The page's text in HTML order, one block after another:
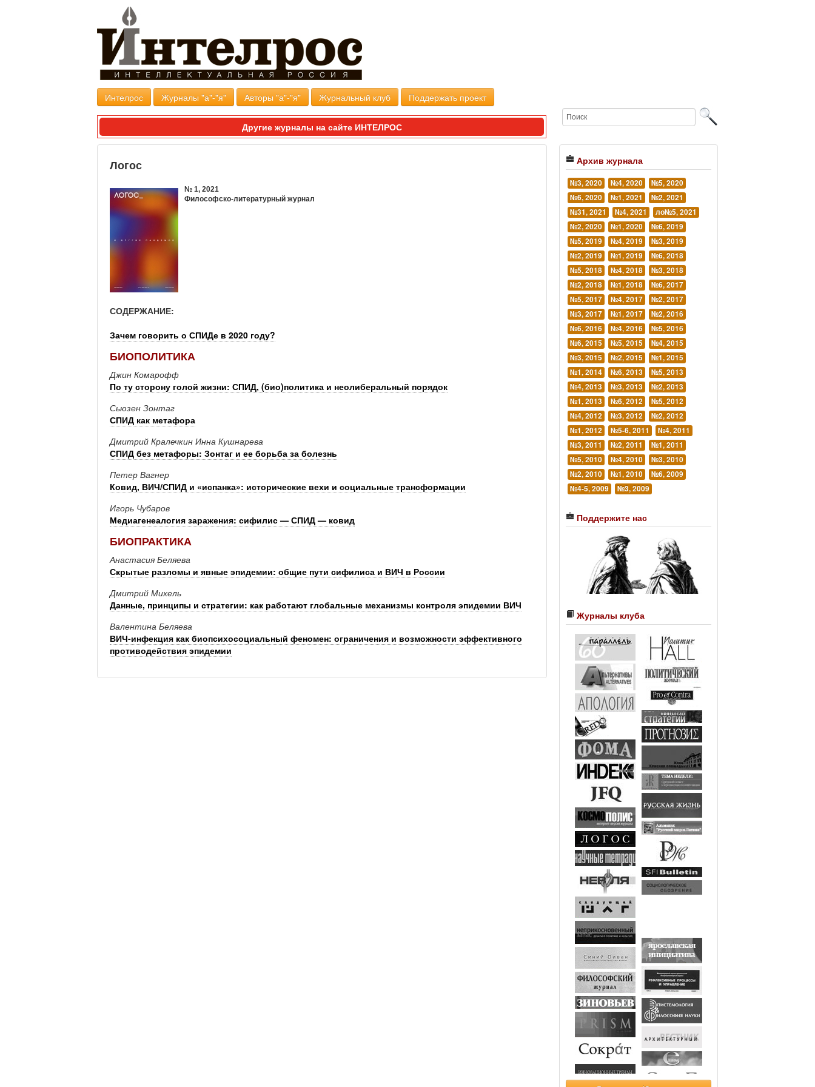
Интелрос Журналы "а"-"я" Авторы "а"-"я" Журнальный клуб Поддержать проект
Другие журналы на сайте ИНТЕЛРОС
Логос
№ 1, 2021
Философско-литературный журнал
СОДЕРЖАНИЕ:
Зачем говорить о СПИДе в 2020 году?
БИОПОЛИТИКА
Джин Комарофф
По ту сторону голой жизни: СПИД, (био)политика и неолиберальный порядок
Сьюзен Зонтаг
СПИД как метафора
Дмитрий Кралечкин Инна Кушнарева
СПИД без метафоры: Зонтаг и ее борьба за болезнь
Петер Вагнер
Ковид, ВИЧ/СПИД и «испанка»: исторические вехи и социальные трансформации
Игорь Чубаров
Медиагенеалогия заражения: сифилис — СПИД — ковид
БИОПРАКТИКА
Анастасия Беляева
Скрытые разломы и явные эпидемии: общие пути сифилиса и ВИЧ в России
Дмитрий Михель
Данные, принципы и стратегии: как работают глобальные механизмы контроля эпидемии ВИЧ
Валентина Беляева
ВИЧ-инфекция как биопсихосоциальный феномен: ограничения и возможности эффективного
противодействия эпидемии
Архив журнала
№3, 2020 №4, 2020
№5, 2020
№6, 2020
№1, 2021
№2, 2021
№31, 2021
№4, 2021
ло№5, 2021
№2, 2020
№1, 2020
№6, 2019
№5, 2019
№4, 2019
№3, 2019
№2, 2019
№1, 2019
№6, 2018
№5, 2018
№4, 2018
№3, 2018
№2, 2018
№1, 2018
№6, 2017
№5, 2017
№4, 2017
№2, 2017
№3, 2017
№1, 2017
№2, 2016
№6, 2016
№4, 2016
№5, 2016
№6, 2015
№5, 2015
№4, 2015
№3, 2015
№2, 2015
№1, 2015
№1, 2014
№6, 2013
№5, 2013
№4, 2013
№3, 2013
№2, 2013
№1, 2013
№6, 2012
№5, 2012
№4, 2012
№3, 2012
№2, 2012
№1, 2012
№5-6, 2011
№4, 2011
№3, 2011
№2, 2011
№1, 2011
№5, 2010
№4, 2010
№3, 2010
№2, 2010
№1, 2010
№6, 2009
№4-5, 2009
№3, 2009
Поддержите нас
Журналы клуба